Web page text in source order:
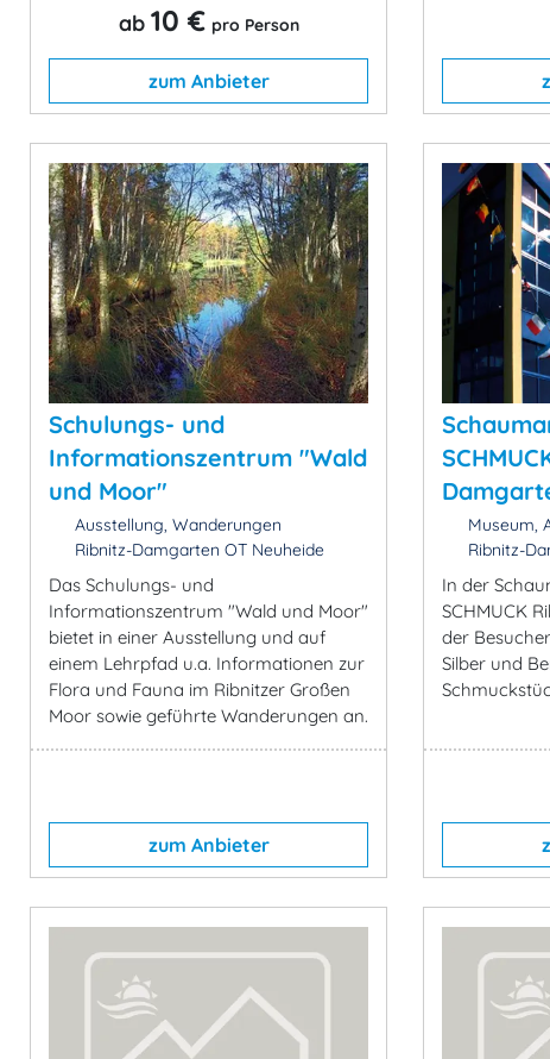
ab 10 € pro Person
zum Anbieter
Schulungs- und
Informationszentrum "Wald
und Moor"
Ausstellung, Wanderungen
Ribnitz-Damgarten OT Neuheide
Das Schulungs- und
Informationszentrum "Wald und Moor"
bietet in einer Ausstellung und auf
einem Lehrpfad u.a. Informationen zur
Flora und Fauna im Ribnitzer Großen
Moor sowie geführte Wanderungen an.
zum Anbieter
Museum,
Ribnitz-
In der
SCHMUCK
der
Silber und